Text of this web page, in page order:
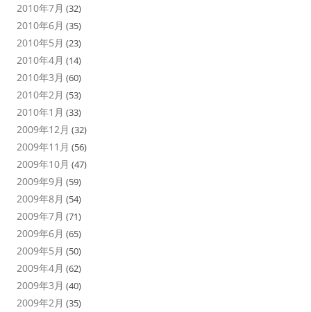
2010年7月 (32)
2010年6月 (35)
2010年5月 (23)
2010年4月 (14)
2010年3月 (60)
2010年2月 (53)
2010年1月 (33)
2009年12月 (32)
2009年11月 (56)
2009年10月 (47)
2009年9月 (59)
2009年8月 (54)
2009年7月 (71)
2009年6月 (65)
2009年5月 (50)
2009年4月 (62)
2009年3月 (40)
2009年2月 (35)